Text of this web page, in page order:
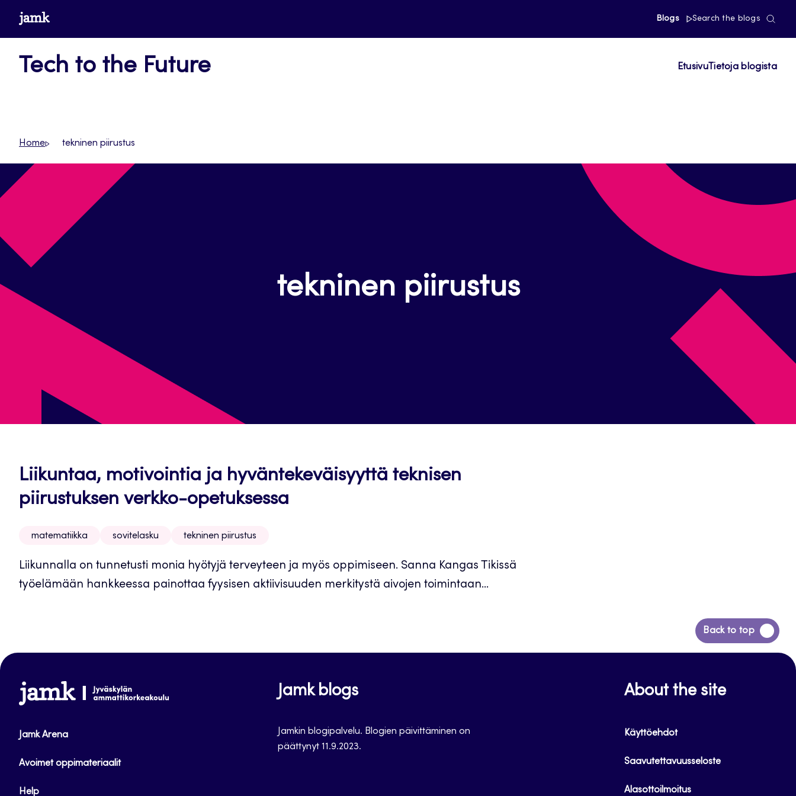
Siirrywww.jamk.fi Blogs Search the blogs
Tech to the Future EtusivuTietoja blogista
Home tekninen piirustus
tekninen piirustus
Liikuntaa, motivointia ja hyväntekeväisyyttä teknisen
piirustuksen verkko-opetuksessa
matematiikka sovitelasku tekninen piirustus
Liikunnalla on tunnetusti monia hyötyjä terveyteen ja myös oppimiseen. Sanna Kangas Tikissä
työelämään hankkeessa painottaa fyysisen aktiivisuuden merkitystä aivojen toimintaan...
Back to top
Siirry
takaisin
www.jamk.fi
Jamk Arena
Avoimet oppimateriaalit
Help
Jamk blogs
Jamkin blogipalvelu. Blogien päivittäminen on
päättynyt 11.9.2023.
About the site
Käyttöehdot
Saavutettavuusseloste
Alasottoilmoitus